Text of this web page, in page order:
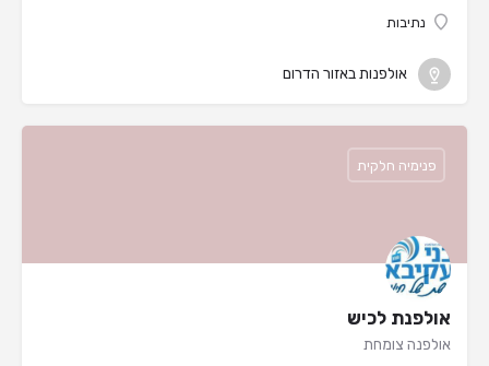
נתיבות
אולפנות באזור הדרום
אולפנת לכיש
אולפנה צומחת
פנימיה חלקית